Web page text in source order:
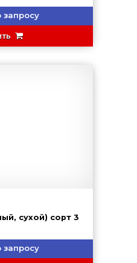
запросу
сухой) сорт 3
запросу